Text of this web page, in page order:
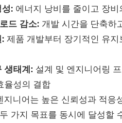
: 에너지 낭비를 줄이고 장
드 감소: 개발 시간을 단축하
제품 개발부터 장기적인 유
생태계: 설계 및 엔지니어링
율성의 결합
지니어는 높은 신뢰성과 적응
가지 목표를 동시에 달성할